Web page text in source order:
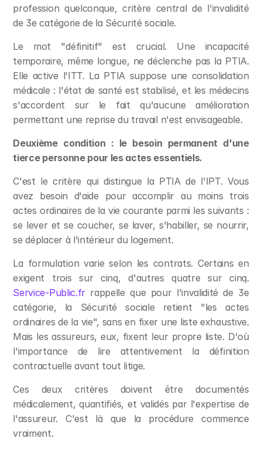
profession quelconque, critère central de l'invalidité
de 3e catégorie de la Sécurité sociale.
Le mot "définitif" est crucial. Une incapacité
temporaire, même longue, ne déclenche pas la PTIA.
Elle active l'ITT. La PTIA suppose une consolidation
médicale : l'état de santé est stabilisé, et les médecins
s'accordent sur le fait qu'aucune amélioration
permettant une reprise du travail n'est envisageable.
Deuxième condition : le besoin permanent d'une
tierce personne pour les actes essentiels.
C'est le critère qui distingue la PTIA de l'IPT. Vous
avez besoin d'aide pour accomplir au moins trois
actes ordinaires de la vie courante parmi les suivants :
se lever et se coucher, se laver, s'habiller, se nourrir,
se déplacer à l'intérieur du logement.
La formulation varie selon les contrats. Certains en
Service-Public.fr rappelle que pour l'invalidité de 3e
catégorie, la Sécurité sociale retient "les actes
ordinaires de la vie", sans en fixer une liste exhaustive.
Mais les assureurs, eux, fixent leur propre liste. D'où
l'importance de lire attentivement la définition
contractuelle avant tout litige.
Ces deux critères doivent être documentés
médicalement, quantifiés, et validés par l'expertise de
l'assureur. C'est là que la procédure commence
vraiment.